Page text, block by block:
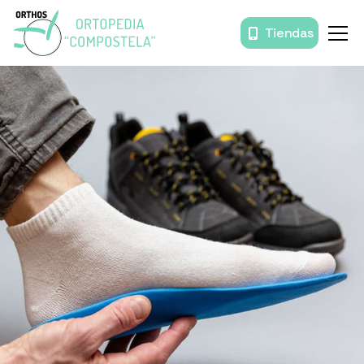
Inicio
Órtesis y prótesis
Movilidad
Baño
Descanso
Prendas de compresión
Productos
Tiendas